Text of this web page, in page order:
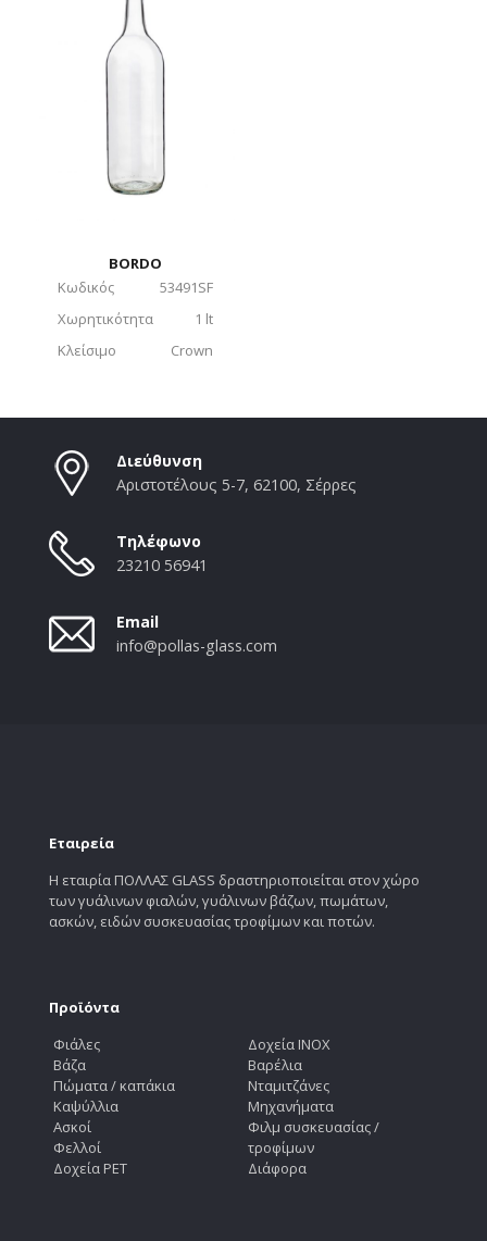
BORDO
Κωδικός
53491SF
Χωρητικότητα
1 lt
Κλείσιμο
Crown
Διεύθυνση
Αριστοτέλους 5-7, 62100, Σέρρες
Τηλέφωνο
23210 56941
Email
info@pollas-glass.com
Εταιρεία
Η εταιρία ΠΟΛΛΑΣ GLASS δραστηριοποιείται στον χώρο
των γυάλινων φιαλών, γυάλινων βάζων, πωμάτων,
ασκών, ειδών συσκευασίας τροφίμων και ποτών.
Προϊόντα
Φιάλες
Βάζα
Πώματα / καπάκια
Καψύλλια
Ασκοί
Φελλοί
Δοχεία PET
Δοχεία INOX
Βαρέλια
Νταμιτζάνες
Μηχανήματα
Φιλμ συσκευασίας /
τροφίμων
Διάφορα